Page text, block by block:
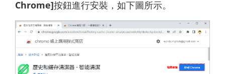
Chrome]按鈕進行安裝，如下圖所示。